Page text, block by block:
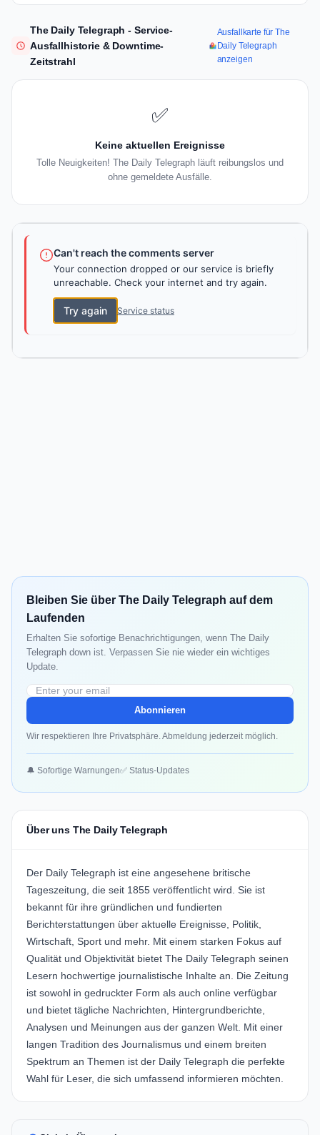
The Daily Telegraph - Service-
Ausfallhistorie & Downtime-
Zeitstrahl
Ausfallkarte für The
Daily Telegraph
anzeigen
✅
Keine aktuellen Ereignisse
Tolle Neuigkeiten! The Daily Telegraph läuft reibungslos und
ohne gemeldete Ausfälle.
Can't reach the comments server
Your connection dropped or our service is briefly
unreachable. Check your internet and try again.
Try again Service status
Bleiben Sie über The Daily Telegraph auf dem
Laufenden
Erhalten Sie sofortige Benachrichtigungen, wenn The Daily
Telegraph down ist. Verpassen Sie nie wieder ein wichtiges
Update.
Abonnieren
Wir respektieren Ihre Privatsphäre. Abmeldung jederzeit möglich.
🔔 Sofortige Warnungen✅ Status-Updates
Über uns The Daily Telegraph
Der Daily Telegraph ist eine angesehene britische
Tageszeitung, die seit 1855 veröffentlicht wird. Sie ist
bekannt für ihre gründlichen und fundierten
Berichterstattungen über aktuelle Ereignisse, Politik,
Wirtschaft, Sport und mehr. Mit einem starken Fokus auf
Qualität und Objektivität bietet The Daily Telegraph seinen
Lesern hochwertige journalistische Inhalte an. Die Zeitung
ist sowohl in gedruckter Form als auch online verfügbar
und bietet tägliche Nachrichten, Hintergrundberichte,
Analysen und Meinungen aus der ganzen Welt. Mit einer
langen Tradition des Journalismus und einem breiten
Spektrum an Themen ist der Daily Telegraph die perfekte
Wahl für Leser, die sich umfassend informieren möchten.